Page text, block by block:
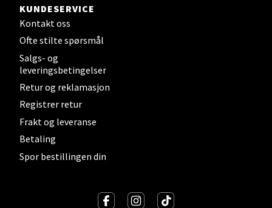
KUNDESERVICE
Kontakt oss
Ofte stilte spørsmål
Salgs- og
leveringsbetingelser
Retur og reklamasjon
Registrer retur
Frakt og leveranse
Betaling
Spor bestillingen din
Sunndalsøra - Alti Sunndal
Alti Sunndal, Sunndalsveien 17, 6600 Sunndalsøra
Åpent i dag 10-19
0 i butikk